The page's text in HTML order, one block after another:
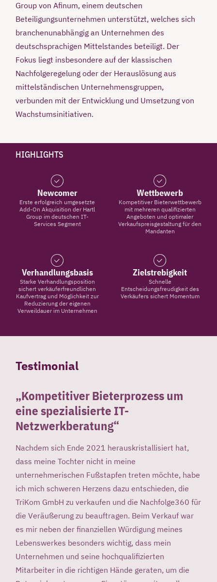
Group von Afinum, einem deutschen
Beteiligungsunternehmen unterstützt, welches sich
branchenunabhängig an Unternehmen des
deutschsprachigen Mittelstandes beteiligt. Der
Fokus liegt insbesondere auf der klassischen
Nachfolgeregelung oder der Herauslösung aus
mittelständischen Unternehmensgruppen,
verbunden mit der Entwicklung und Umsetzung von
Wachstumsinitiativen.
HIGHLIGHTS
Newcomer
Erste erfolgreich umgesetzte
Add-On Akquisition der Hartl
Group im deutschen IT-
Services Segment
Wettbewerb
Kompetitiver Bieterwettbewerb
mit mehreren qualifizierten
Angeboten und optimaler
Verkaufspreisgestaltung für den
Mandanten
Verhandlungsbasis
Starke Verhandlungsposition
sichert verkäuferfreundlichen
Kaufvertrag und Möglichkeit zur
Reduzierung der eigenen
Verweildauer im Unternehmen
Zielstrebigkeit
Schnelle
Entscheidungsfreudigkeit des
Verkäufers sichert Momentum
Testimonial
„Kompetitiver Bieterprozess um
eine spezialisierte IT-
Netzwerkberatung“
Nachdem sich Ende 2021 herauskristallisiert hat,
dass meine Tochter nicht in meine
unternehmerischen Fußstapfen treten möchte, habe
ich mich schweren Herzens dazu entschieden, die
TriKom GmbH zu verkaufen und die Nachfolge360 für
die Veräußerung zu beauftragen. Beim Verkauf war
es mir neben der finanziellen Würdigung meines
Lebenswerkes besonders wichtig, dass mein
Unternehmen und seine hochqualifizierten
Mitarbeiter in die richtigen Hände geraten, um die